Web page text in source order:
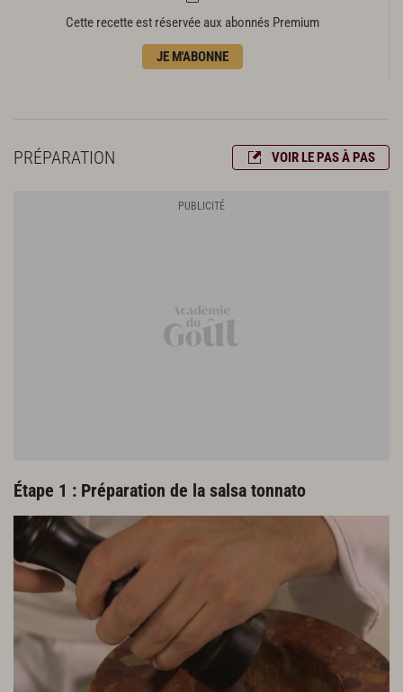
100 g de thon à l’huile
Fond blanc
Cette recette est réservée aux abonnés Premium
JE M'ABONNE
PRÉPARATION VOIR LE PAS À PAS
Étape 1 : Préparation de la salsa tonnato